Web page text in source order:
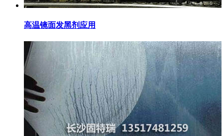
高温镜面发黑剂应用